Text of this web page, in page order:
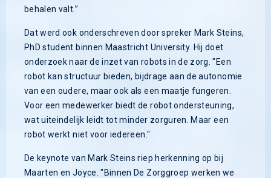
behalen valt.”
Dat werd ook onderschreven door spreker Mark Steins,
PhD student binnen Maastricht University. Hij doet
onderzoek naar de inzet van robots in de zorg. "Een
robot kan structuur bieden, bijdrage aan de autonomie
van een oudere, maar ook als een maatje fungeren.
Voor een medewerker biedt de robot ondersteuning,
wat uiteindelijk leidt tot minder zorguren. Maar een
robot werkt niet voor iedereen."
De keynote van Mark Steins riep herkenning op bij
Maarten en Joyce. "Binnen De Zorggroep werken we